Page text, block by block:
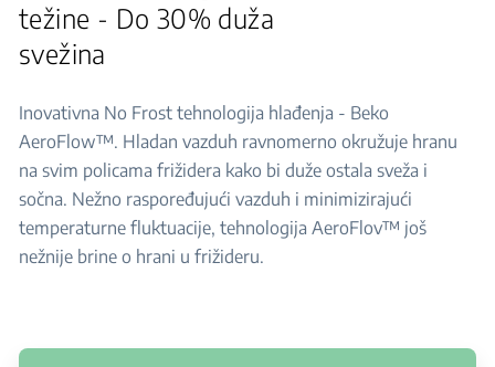
težine - Do 30% duža
svežina
Inovativna No Frost tehnologija hlađenja - Beko
AeroFlow™. Hladan vazduh ravnomerno okružuje hranu
na svim policama frižidera kako bi duže ostala sveža i
sočna. Nežno raspoređujući vazduh i minimizirajući
temperaturne fluktuacije, tehnologija AeroFlov™ još
nežnije brine o hrani u frižideru.